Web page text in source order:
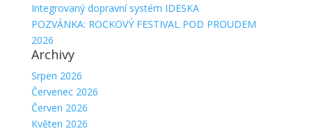
Integrovaný dopravní systém IDESKA
POZVÁNKA: ROCKOVÝ FESTIVAL POD PROUDEM
2026
Archivy
Srpen 2026
Červenec 2026
Červen 2026
Květen 2026